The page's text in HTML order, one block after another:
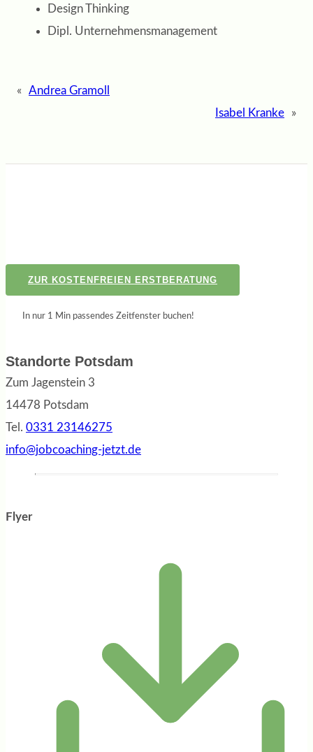
Design Thinking
Dipl. Unternehmensmanagement
«
Andrea Gramoll
Isabel Kranke
»
ZUR KOSTENFREIEN ERSTBERATUNG
In nur 1 Min passendes Zeitfenster buchen!
Standorte Potsdam
Zum Jagenstein 3
14478 Potsdam
Tel. 0331 23146275
info@jobcoaching-jetzt.de
Flyer